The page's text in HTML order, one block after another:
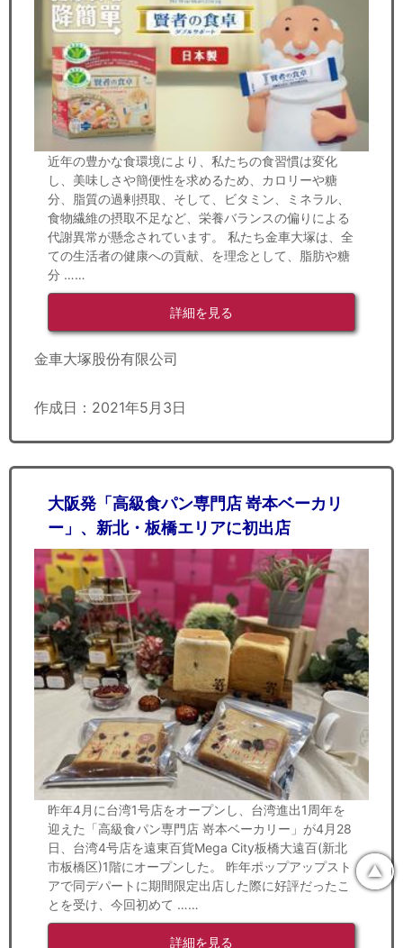
近年の豊かな食環境により、私たちの食習慣は変化
し、美味しさや簡便性を求めるため、カロリーや糖
分、脂質の過剰摂取、そして、ビタミン、ミネラル、
食物繊維の摂取不足など、栄養バランスの偏りによる
代謝異常が懸念されています。 私たち金車大塚は、全
ての生活者の健康への貢献、を理念として、脂肪や糖
分 ……
詳細を見る
金車大塚股份有限公司
作成日：2021年5月3日
大阪発「高級食パン専門店 嵜本ベーカリ
ー」、新北・板橋エリアに初出店
昨年4月に台湾1号店をオープンし、台湾進出1周年を
迎えた「高級食パン専門店 嵜本ベーカリー」が4月28
日、台湾4号店を遠東百貨Mega City板橋大遠百(新北
市板橋区)1階にオープンした。 昨年ポップアップスト
アで同デパートに期間限定出店した際に好評だったこ
とを受け、今回初めて ……
詳細を見る
▲